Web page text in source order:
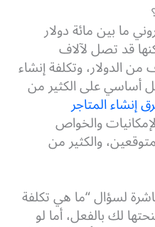
ما بين مائة دولار
قد تصل لآلاف
الدولار، وتكلفة إنشاء
أساسي على الكثير من
إنشاء المتاجر
والخواص
والكثير من
لسؤال “ما هي تكلفة
لك بالفعل، أما لو